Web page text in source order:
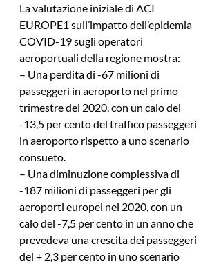
La valutazione iniziale di ACI
EUROPE1 sull’impatto dell’epidemia
COVID-19 sugli operatori
aeroportuali della regione mostra:
– Una perdita di -67 milioni di
passeggeri in aeroporto nel primo
trimestre del 2020, con un calo del
-13,5 per cento del traffico passeggeri
in aeroporto rispetto a uno scenario
consueto.
– Una diminuzione complessiva di
-187 milioni di passeggeri per gli
aeroporti europei nel 2020, con un
calo del -7,5 per cento in un anno che
prevedeva una crescita dei passeggeri
del + 2,3 per cento in uno scenario